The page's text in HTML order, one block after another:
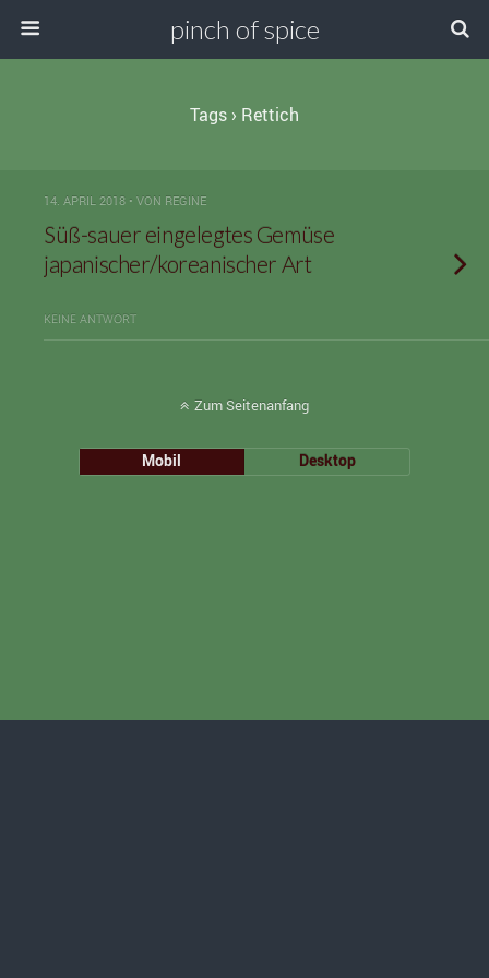
pinch of spice
Tags › Rettich
14. APRIL 2018 • VON REGINE
Süß-sauer eingelegtes Gemüse
japanischer/koreanischer Art
KEINE ANTWORT
Zum Seitenanfang
Mobil Desktop